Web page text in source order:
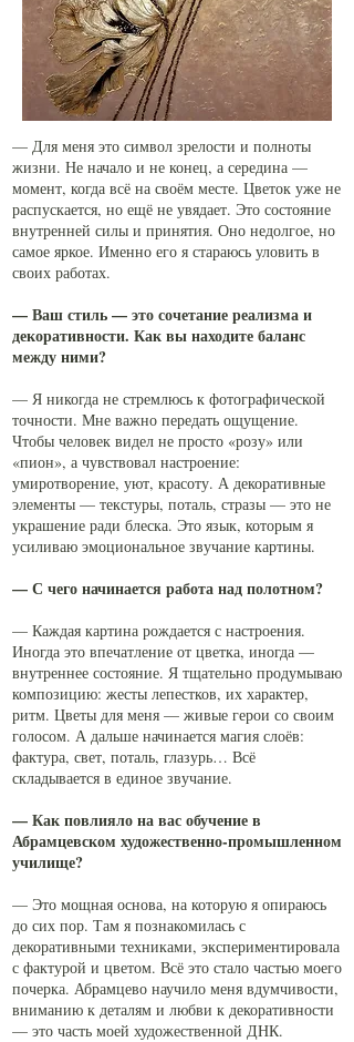
— Для меня это символ зрелости и полноты
жизни. Не начало и не конец, а середина —
момент, когда всё на своём месте. Цветок уже не
распускается, но ещё не увядает. Это состояние
внутренней силы и принятия. Оно недолгое, но
самое яркое. Именно его я стараюсь уловить в
своих работах.
— Ваш стиль — это сочетание реализма и
декоративности. Как вы находите баланс
между ними?
— Я никогда не стремлюсь к фотографической
точности. Мне важно передать ощущение.
Чтобы человек видел не просто «розу» или
«пион», а чувствовал настроение:
умиротворение, уют, красоту. А декоративные
элементы — текстуры, поталь, стразы — это не
украшение ради блеска. Это язык, которым я
усиливаю эмоциональное звучание картины.
— С чего начинается работа над полотном?
— Каждая картина рождается с настроения.
Иногда это впечатление от цветка, иногда —
внутреннее состояние. Я тщательно продумываю
композицию: жесты лепестков, их характер,
ритм. Цветы для меня — живые герои со своим
голосом. А дальше начинается магия слоёв:
фактура, свет, поталь, глазурь… Всё
складывается в единое звучание.
— Как повлияло на вас обучение в
Абрамцевском художественно-промышленном
училище?
— Это мощная основа, на которую я опираюсь
до сих пор. Там я познакомилась с
декоративными техниками, экспериментировала
с фактурой и цветом. Всё это стало частью моего
почерка. Абрамцево научило меня вдумчивости,
вниманию к деталям и любви к декоративности
— это часть моей художественной ДНК.